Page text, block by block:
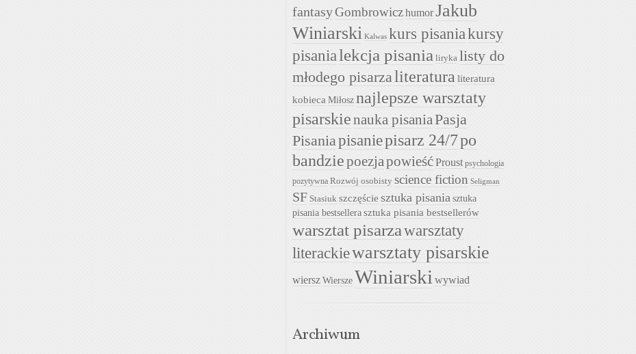
fantasyGombrowiczhumorJakub
Winiarski Kalwas kurs pisaniakursy
pisanialekcja pisania liryka listy do
młodego pisarzaliteratura literatura
kobieca Miłosz najlepsze warsztaty
pisarskienauka pisaniaPasja
Pisaniapisaniepisarz 24/7po
bandziepoezjapowieśćProust psychologia
pozytywna Rozwój osobisty science fiction Seligman
SF Stasiuk szczęście sztuka pisania sztuka
pisania bestsellera sztuka pisania bestsellerów
warsztat pisarzawarsztaty
literackiewarsztaty pisarskie
wierszWierszeWiniarski wywiad
Archiwum